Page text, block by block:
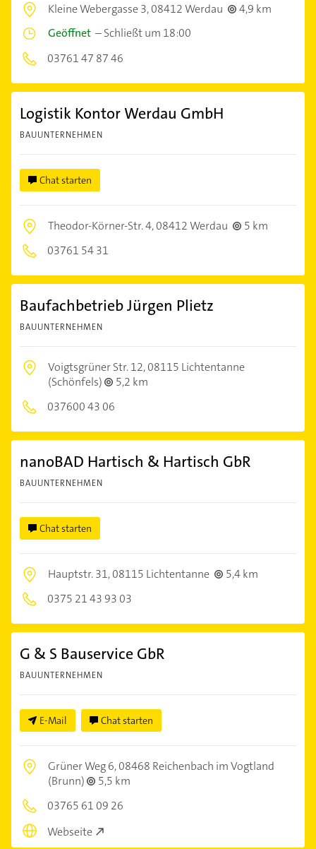
Kleine Webergasse 3,08412 Werdau
4,9 km
Geöffnet –Schließt um 18:00
03761 47 87 46
Logistik Kontor Werdau GmbH
BAUUNTERNEHMEN
Chat starten
Theodor-Körner-Str. 4,08412 Werdau
5 km
03761 54 31
Baufachbetrieb Jürgen Plietz
BAUUNTERNEHMEN
Voigtsgrüner Str. 12,08115 Lichtentanne
(Schönfels)
5,2 km
037600 43 06
nanoBAD Hartisch & Hartisch GbR
BAUUNTERNEHMEN
Chat starten
Hauptstr. 31,08115 Lichtentanne
5,4 km
0375 21 43 93 03
G & S Bauservice GbR
BAUUNTERNEHMEN
E-Mail Chat starten
Grüner Weg 6,08468 Reichenbach im Vogtland
(Brunn)
5,5 km
03765 61 09 26
Webseite